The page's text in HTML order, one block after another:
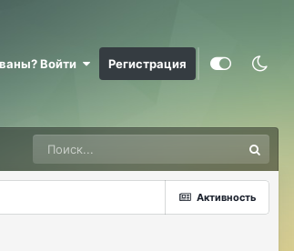
Войти Регистрация
Активность
Майкл Скофилд 07/28/26 09:16 AM
@Sensuella ненадо заниматься этой
ДусяАгрегаТ 08/04/26 09:23 AM
Последние два клана с сервера вышли
это печально (
08/04/26 10:24 AM